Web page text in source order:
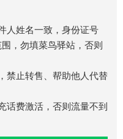
人姓名一致，身份证号
，勿填菜鸟驿站，否则
禁止转售、帮助他人代替
话费激活，否则流量不到